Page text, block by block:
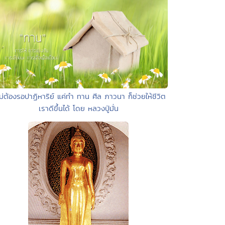
ต้องรอปาฏิหาริย์ แค่ทำ ทาน ศีล ภาวนา ก็ช่วยให้ชีวิต
เราดีขึ้นได้ โดย หลวงปู่มั่น